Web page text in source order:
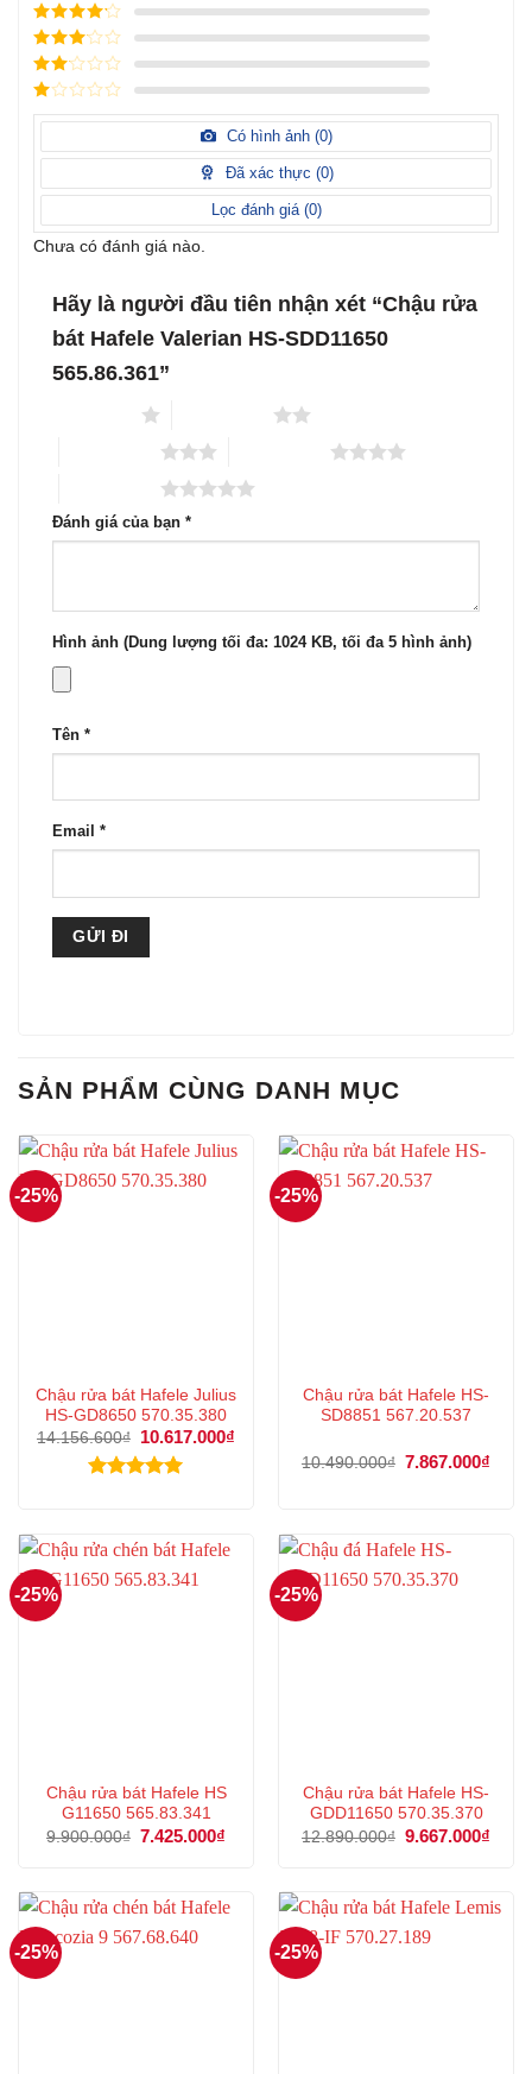
Được xếp
hạng
5
5
sao
Được xếp
hạng
4
5
sao
Được
xếp
hạng3
5 sao
Được
hạng
sao
Được
hạng
sao
Có hình ảnh (0)
Đã xác thực (0)
Lọc đánh giá (0)
Chưa có đánh giá nào.
Hãy là người đầu tiên nhận xét “Chậu rửa
bát Hafele Valerian HS-SDD11650
565.86.361”
Đánh giá của bạn *
Hình ảnh (Dung lượng tối đa: 1024 KB, tối đa 5 hình ảnh)
Tên *
Email *
SẢN PHẨM CÙNG DANH MỤC
-25%
Chậu rửa bát Hafele Julius
HS-GD8650 570.35.380
14.156.600₫
Giá
gốc
là:
10.617.000₫
-25%
Chậu rửa bát Hafele HS-
SD8851 567.20.537
10.490.000₫ Giá
7.867.000₫
-25%
Chậu rửa bát Hafele HS
G11650 565.83.341
9.900.000₫ Giá
7.425.000₫
7.425.000₫.
-25%
Chậu rửa bát Hafele HS-
GDD11650 570.35.370
12.890.000₫ Giá
9.667.000₫
-25% -25%